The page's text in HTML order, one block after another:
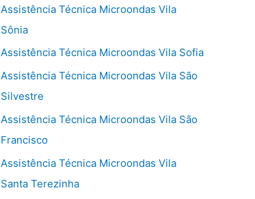
Assistência Técnica Microondas Vila
Sônia
Assistência Técnica Microondas Vila Sofia
Assistência Técnica Microondas Vila São
Silvestre
Assistência Técnica Microondas Vila São
Francisco
Assistência Técnica Microondas Vila
Santa Terezinha